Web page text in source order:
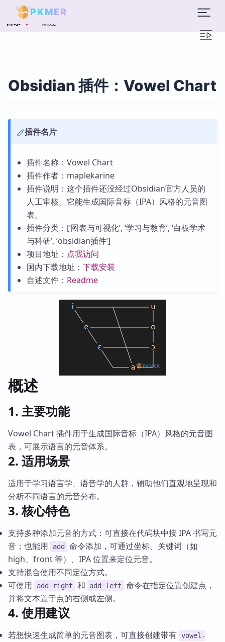
PKMER
目录 概述
Obsidian 插件：Vowel Chart
插件名片
插件名称：Vowel Chart
插件作者：maplekarine
插件说明：这个插件还没经过Obsidian官方人员的
人工审核。它能生成国际音标（IPA）风格的元音图
表。
插件分类：[‘图表与可视化’, ‘学习与教育’, ‘白板学术
与科研’, ‘obsidian插件’]
项目地址： 点我访问
国内下载地址： 下载安装
自述文件： Readme
概述
1. 主要功能
Vowel Chart 插件用于生成国际音标（IPA）风格的元音图
表，可展示语言的元音体系。
2. 适用场景
适用于学习语言学、语音学的人群，辅助他们直观地呈现和
分析不同语言的元音分布。
3. 核心特色
支持多种添加元音的方式：可直接在代码块中按 IPA 书写元
音；也能用
add
命令添加，可通过坐标、关键词（如
high、front 等）、IPA 位置来定位元音。
支持混合使用不同定位方式。
可使用
add right 和 add left
命令在指定位置创建点，
并将文本置于点的右侧或左侧。
4. 使用建议
若想快速生成简单的元音图表，可直接创建带有 vowel-